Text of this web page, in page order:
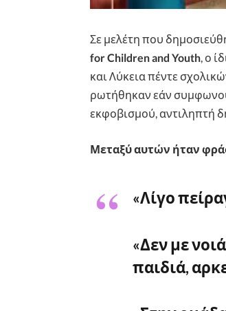
Σε μελέτη που
for Children and Youth, ο
και Λύκεια πέντε
ρωτήθηκαν εάν
εκφοβισμού, αντιληπτή
Μεταξύ αυτών ήταν
«Λίγο
«Δεν με
παιδιά,